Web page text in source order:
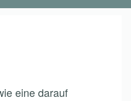
eine darauf